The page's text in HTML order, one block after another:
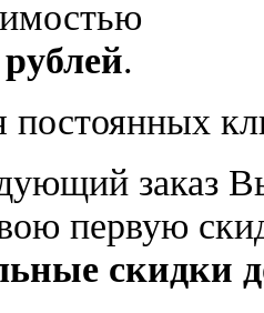
.
постоянных
заказ
первую
скидки